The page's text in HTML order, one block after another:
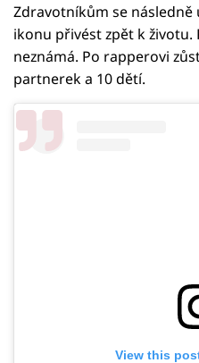
Zdravotníkům se
ikonu přivést zpět k
neznámá. Po rapperovi
partnerek a 10 dětí.
View this